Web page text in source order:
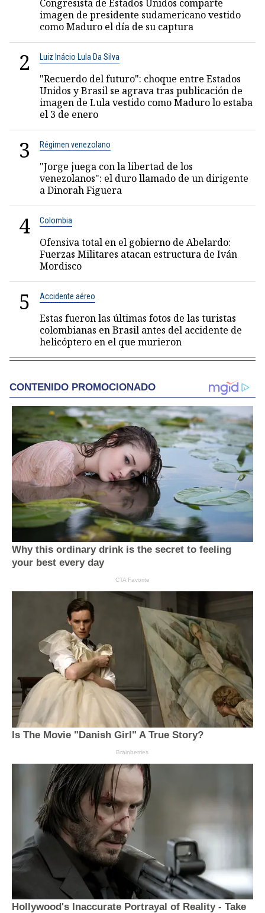
Congresista de Estados Unidos comparte
imagen de presidente sudamericano vestido
como Maduro el día de su captura
2 Luiz Inácio Lula Da Silva
"Recuerdo del futuro": choque entre Estados
Unidos y Brasil se agrava tras publicación de
imagen de Lula vestido como Maduro lo estaba
el 3 de enero
3 Régimen venezolano
"Jorge juega con la libertad de los
venezolanos": el duro llamado de un dirigente
a Dinorah Figuera
4 Colombia
Ofensiva total en el gobierno de Abelardo:
Fuerzas Militares atacan estructura de Iván
Mordisco
5 Accidente aéreo
Estas fueron las últimas fotos de las turistas
colombianas en Brasil antes del accidente de
helicóptero en el que murieron